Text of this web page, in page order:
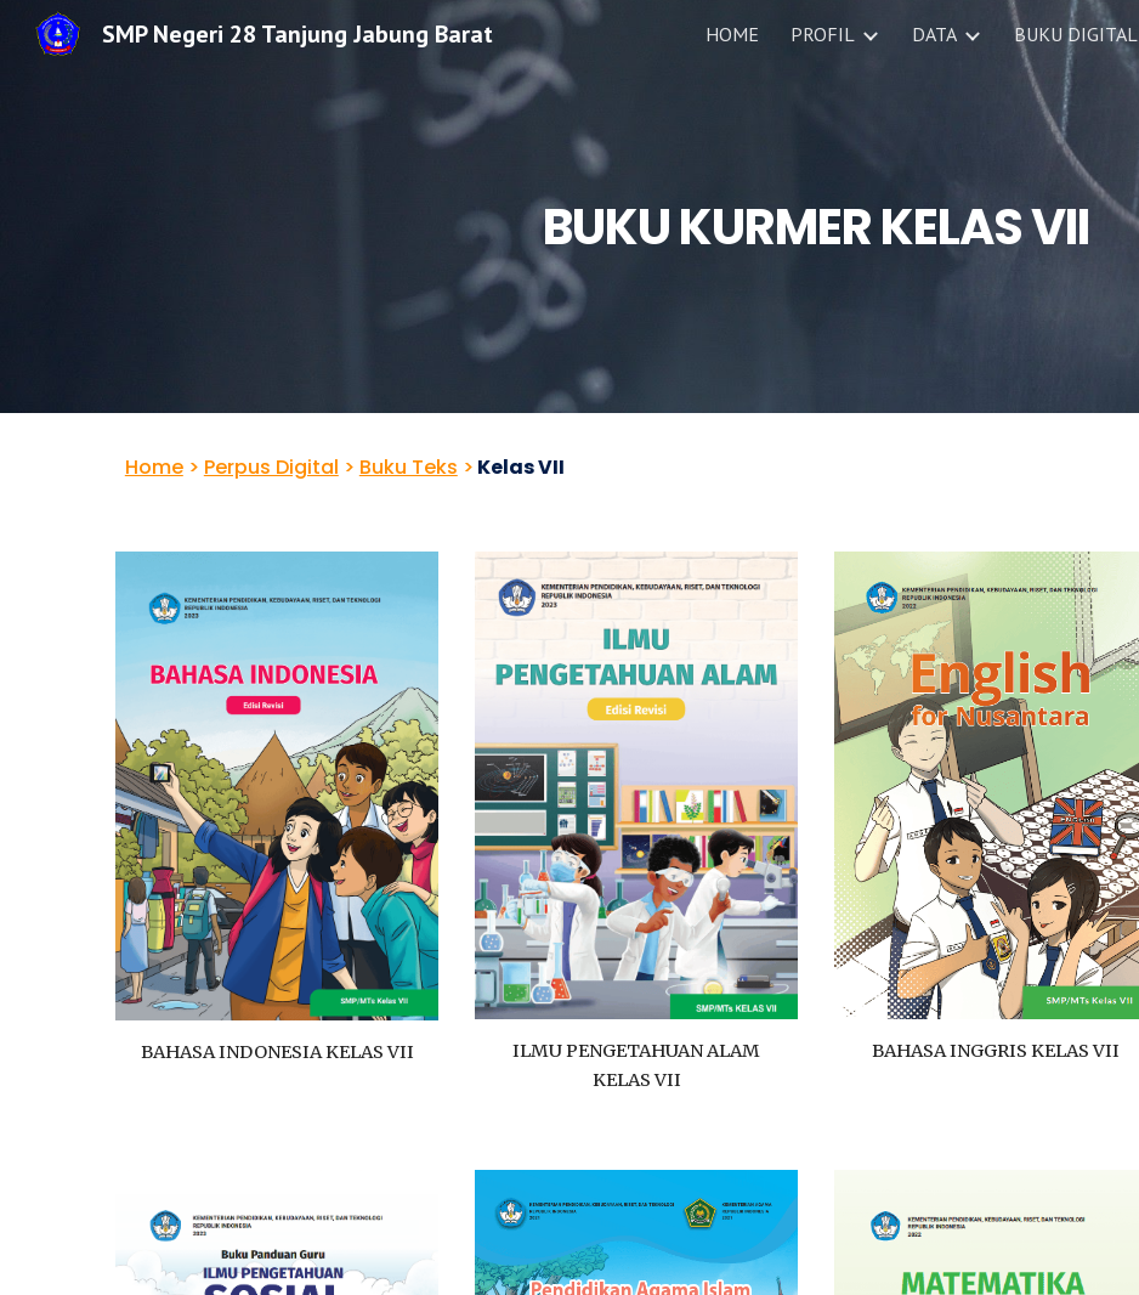
Skip to main content Skip to navigation
SMP Negeri 28 Tanjung Jabung Barat HOME PROFIL DATA BUKU DIGITAL
BUKU KURMER KELAS VII
Home> Perpus Digital > Buku Teks > Kelas VII
BAHASA INDONESIA KELAS VII
ILMU PENGETAHUAN ALAM
KELAS VII
BAHASA INGGRIS KELAS VII